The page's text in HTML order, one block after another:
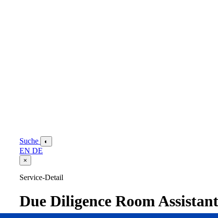
Suche ◐
EN DE
×
Service-Detail
Due Diligence Room Assistant